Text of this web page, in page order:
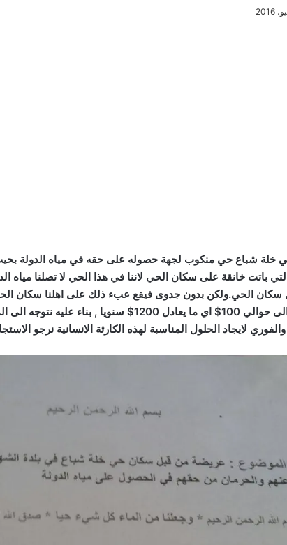
خلة شباع حي منكوب لجهة حصوله على حقه في مياه الدولة بحيث
باتت خانقة على سكان الحي لاننا في هذا الحي لا تصلنا مياه
الحي.ولكن بدون جدوى فيقع عبء ذلك على اهلنا سكان الحي
شهريا الى حوالي 100$ اي ما يعادل 1200$ سنويا
لايجاد الحلول المناسبة لهذه الكارثة اﻻنسانية نرجو